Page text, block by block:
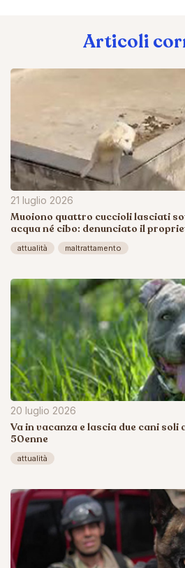
Articoli
21 luglio 2026
Muoiono quattro cuccioli lasciati
acqua né cibo: denunciato il
attualità maltrattamento
20 luglio 2026
Va in vacanza e lascia due cani soli
50enne
attualità